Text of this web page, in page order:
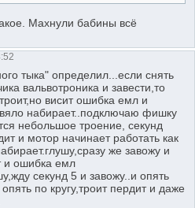
Махнули бабины всё
тыка" определил...если снять
вальвотроника и завести,то
висит ошибка емл и
набирает..подключаю фишку
небольшое троение, секунд
и мотор начинает работать как
же завожу и
и ошибка емл
секунд 5 и завожу..и опять
по кругу,троит пердит и даже